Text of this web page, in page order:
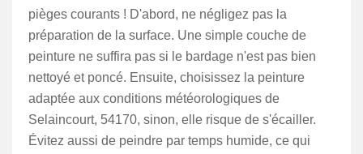
pièges courants ! D'abord, ne négligez pas la
préparation de la surface. Une simple couche de
peinture ne suffira pas si le bardage n'est pas bien
nettoyé et poncé. Ensuite, choisissez la peinture
adaptée aux conditions météorologiques de
Selaincourt, 54170, sinon, elle risque de s'écailler.
Évitez aussi de peindre par temps humide, ce qui